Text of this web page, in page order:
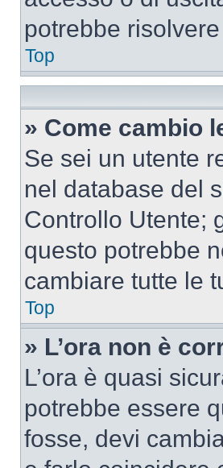
potrebbe
Top
» Come cambio
Se sei un utente
nel database del
Controllo Utente;
questo potrebbe
cambiare tutte le
Top
» L’ora non è
L’ora è quasi
potrebbe essere
fosse, devi